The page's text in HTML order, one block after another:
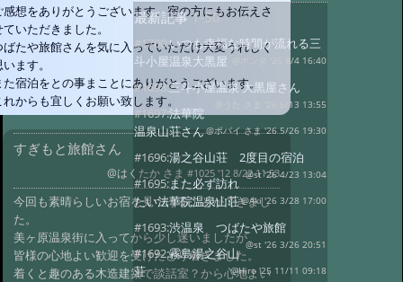
感想をありがとうございます、宿の方にもお伝えさ
ていただきました。
ばたや旅館さんを気に入っていただけ大変うれしく
ます。
た宿泊をとの事まことにありがとうございます。
れからも宜しくお願い致します。
すぎもと旅館さん
@はくたか さま #1025 '12 8/22 11:53
今回も素晴らしいお宿を見つけることができまし
た。
美ヶ原温泉街に入ってから少し迷いましたが、
皆様の心地よい歓迎を受けたどり着きました。
着くと趣のある木造建築で談話室？から心地よい
最新記事1-50
#1700:いつも幸福な時間が流れる三
斗小屋温泉大黒屋
@ポンタ '26 8/4 16:40
#1698:三斗小屋温泉 大黒屋さん
@うた さま '26 6/13 13:55
#1697:法華院
温泉山荘さん@ポパイ さま '26 5/26 19:30
#1696:湯之谷山荘 2度目の宿泊
@st '26 4/23 13:04
#1695:また必ず訪れ
たい法華院温泉山荘@Aki '26 3/28 17:00
#1693:渋温泉 つばたや旅館
@st '26 3/26 20:51
#1692:霧島湯之谷山
荘
@Hiro '25 11/11 09:18